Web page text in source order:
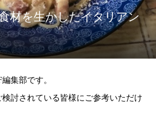
材を生かしたイタリアン
集部です。
討されている皆様にご参考いただけ